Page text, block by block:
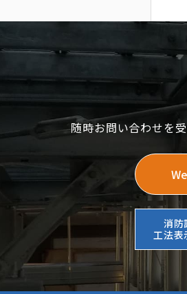
の処理について知ろ
日本銅センター｢冷
ニュアル｣より転
載）｜INABA note
随時お問い合わせを
消防
工法表